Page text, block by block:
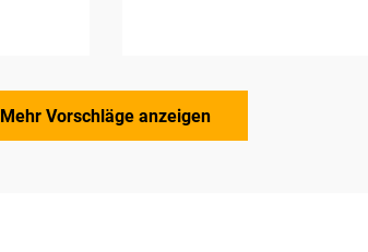
Mehr Vorschläge anzeigen